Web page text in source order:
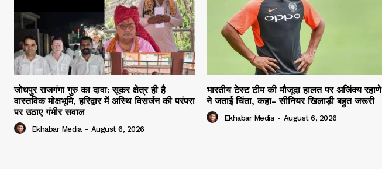
जोधपुर राजगंगा गुरु का दावा: सूकर क्षेत्र ही है
वास्तविक मोक्षभूमि, हरिद्वार में अस्थि विसर्जन की परंपरा
पर उठाए गंभीर सवाल
Ekhabar Media - August 6, 2026
भारतीय टेस्ट टीम की मौजूदा हालत पर अजिंक्य रहाणे
ने जताई चिंता, कहा- सीनियर खिलाड़ी बहुत जरूरी
Ekhabar Media - August 6, 2026